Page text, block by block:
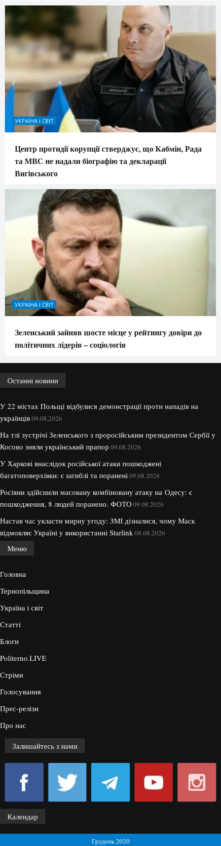
УКРАЇНА І СВІТ
Центр протидії корупції стверджує, що Кабмін, Рада
та МВС не надали біографію та декларації
Вигівського
УКРАЇНА І СВІТ
Зеленський зайняв шосте місце у рейтингу довіри до
політичних лідерів – соціологія
Останні новини
У 22 містах Польщі відбулися демонстрації проти нападів на
українців09.08.2026
На тлі зустрічі Зеленського з проросійським президентом Сербії у
Косово зняли український прапор 09.08.2026
У Харкові внаслідок російської атаки пошкоджені
багатоповерхівки: є загиблі та поранені 09.08.2026
Росіяни здійснили масовану комбіновану атаку на Одесу: є
пошкодження, 8 людей поранено. ФОТО09.08.2026
Настав час укласти мирну угоду: ЗМІ дізналися, чому Маск
відмовляє Україні у використанні Starlink 08.08.2026
Меню
Головна
Тернопільщина
Україна і світ
Статті
Блоги
Politerno.LIVE
Стріми
Голосування
Прес-релізи
Про нас
Залишайтесь з нами
Календар
Грудень 2020